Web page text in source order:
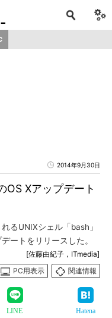
2014年9月30日
OS Xアップデート
るUNIXシェル「bash」
ートをリリースした。
[佐藤由紀子，ITmedia]
PC用表示
関連情報
LINE Hatena